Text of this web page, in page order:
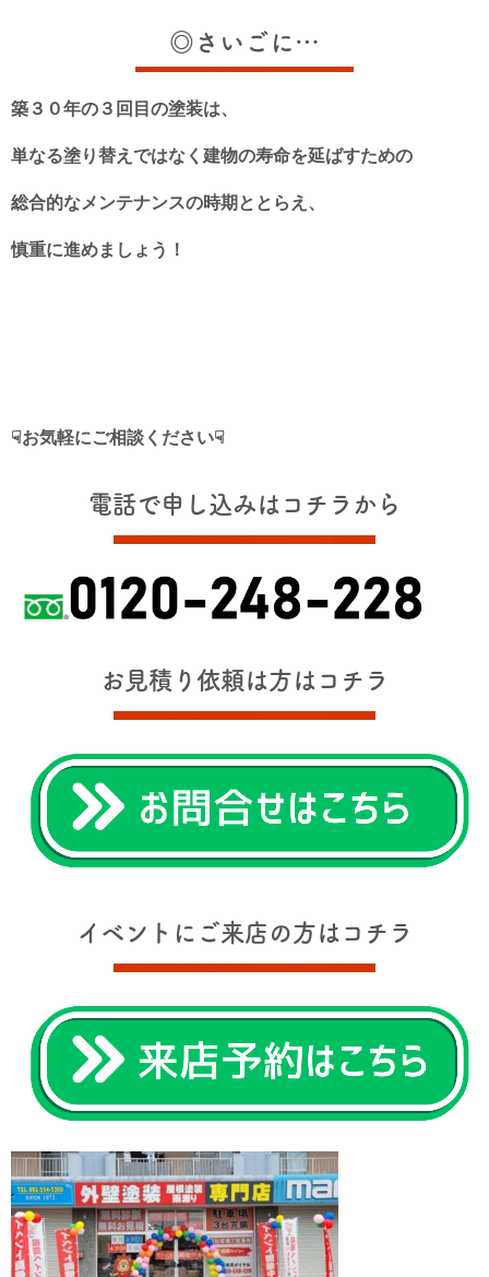
◎さいごに…
築３０年の３回目の塗装は、
単なる塗り替えではなく建物の寿命を延ばすための
総合的なメンテナンスの時期ととらえ、
慎重に進めましょう！
☟お気軽にご相談ください☟
電話で申し込みはコチラから
お見積り依頼は方はコチラ
イベントにご来店の方はコチラ